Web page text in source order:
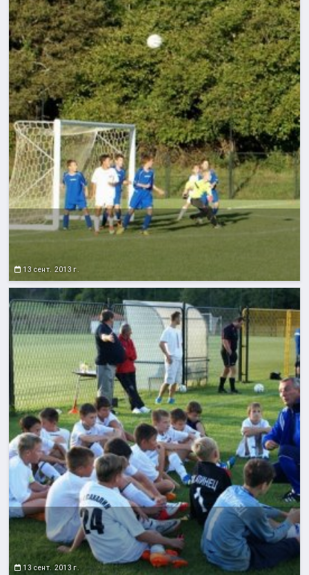
13 сент. 2013 г.
13 сент. 2013 г.